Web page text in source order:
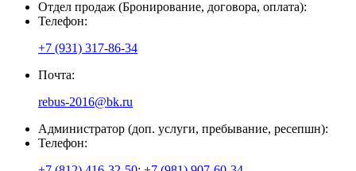
Отдел продаж (Бронирование, договора, оплата):
Телефон:
+7 (931) 317-86-34
Почта:
rebus-2016@bk.ru
Администратор (доп. услуги, пребывание, ресепшн):
Телефон: